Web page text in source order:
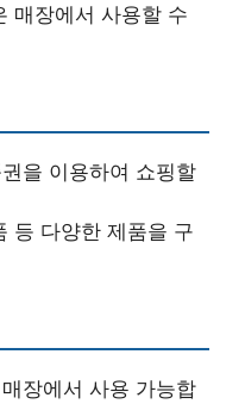
매장에서 사용할 수
을 이용하여 쇼핑할
등 다양한 제품을 구
장에서 사용 가능합